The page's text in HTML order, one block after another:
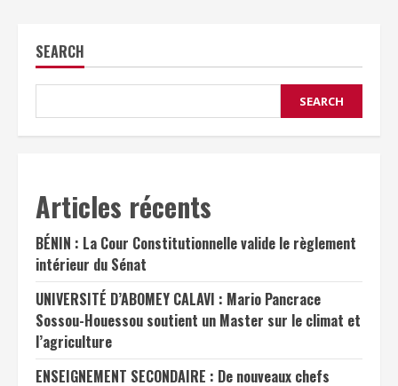
SEARCH
SEARCH
Articles récents
BÉNIN : La Cour Constitutionnelle valide le règlement
intérieur du Sénat
UNIVERSITÉ D’ABOMEY CALAVI : Mario Pancrace
Sossou-Houessou soutient un Master sur le climat et
l’agriculture
ENSEIGNEMENT SECONDAIRE : De nouveaux chefs